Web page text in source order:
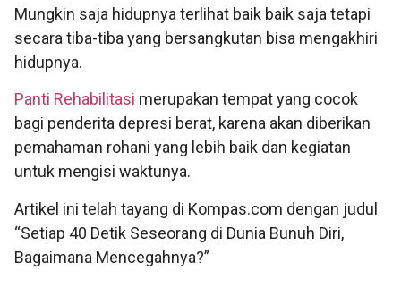
Mungkin saja hidupnya terlihat baik baik saja tetapi
secara tiba-tiba yang bersangkutan bisa mengakhiri
hidupnya.
Panti Rehabilitasi merupakan tempat yang cocok
bagi penderita depresi berat, karena akan diberikan
pemahaman rohani yang lebih baik dan kegiatan
untuk mengisi waktunya.
Artikel ini telah tayang di Kompas.com dengan judul
“Setiap 40 Detik Seseorang di Dunia Bunuh Diri,
Bagaimana Mencegahnya?”